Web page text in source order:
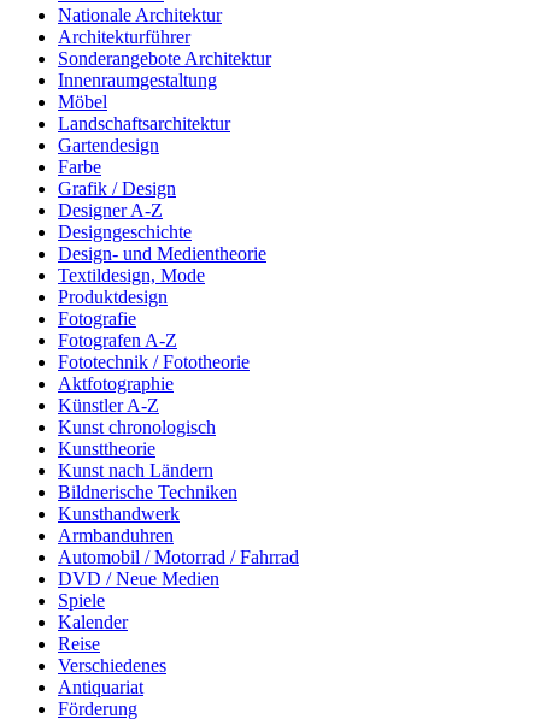
Nationale Architektur
Architekturführer
Sonderangebote Architektur
Innenraumgestaltung
Möbel
Landschaftsarchitektur
Gartendesign
Farbe
Grafik / Design
Designer A-Z
Designgeschichte
Design- und Medientheorie
Textildesign, Mode
Produktdesign
Fotografie
Fotografen A-Z
Fototechnik / Fototheorie
Aktfotographie
Künstler A-Z
Kunst chronologisch
Kunsttheorie
Kunst nach Ländern
Bildnerische Techniken
Kunsthandwerk
Armbanduhren
Automobil / Motorrad / Fahrrad
DVD / Neue Medien
Spiele
Kalender
Reise
Verschiedenes
Antiquariat
Förderung